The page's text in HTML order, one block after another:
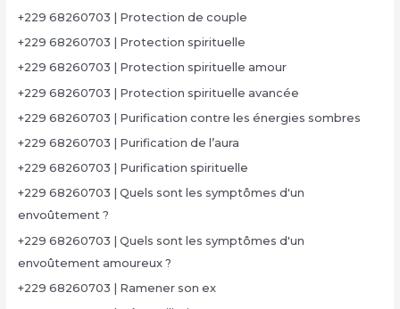
+229 68260703 | Protection de couple
+229 68260703 | Protection spirituelle
+229 68260703 | Protection spirituelle amour
+229 68260703 | Protection spirituelle avancée
+229 68260703 | Purification contre les énergies sombres
+229 68260703 | Purification de l’aura
+229 68260703 | Purification spirituelle
+229 68260703 | Quels sont les symptômes d'un
envoûtement ?
+229 68260703 | Quels sont les symptômes d'un
envoûtement amoureux ?
+229 68260703 | Ramener son ex